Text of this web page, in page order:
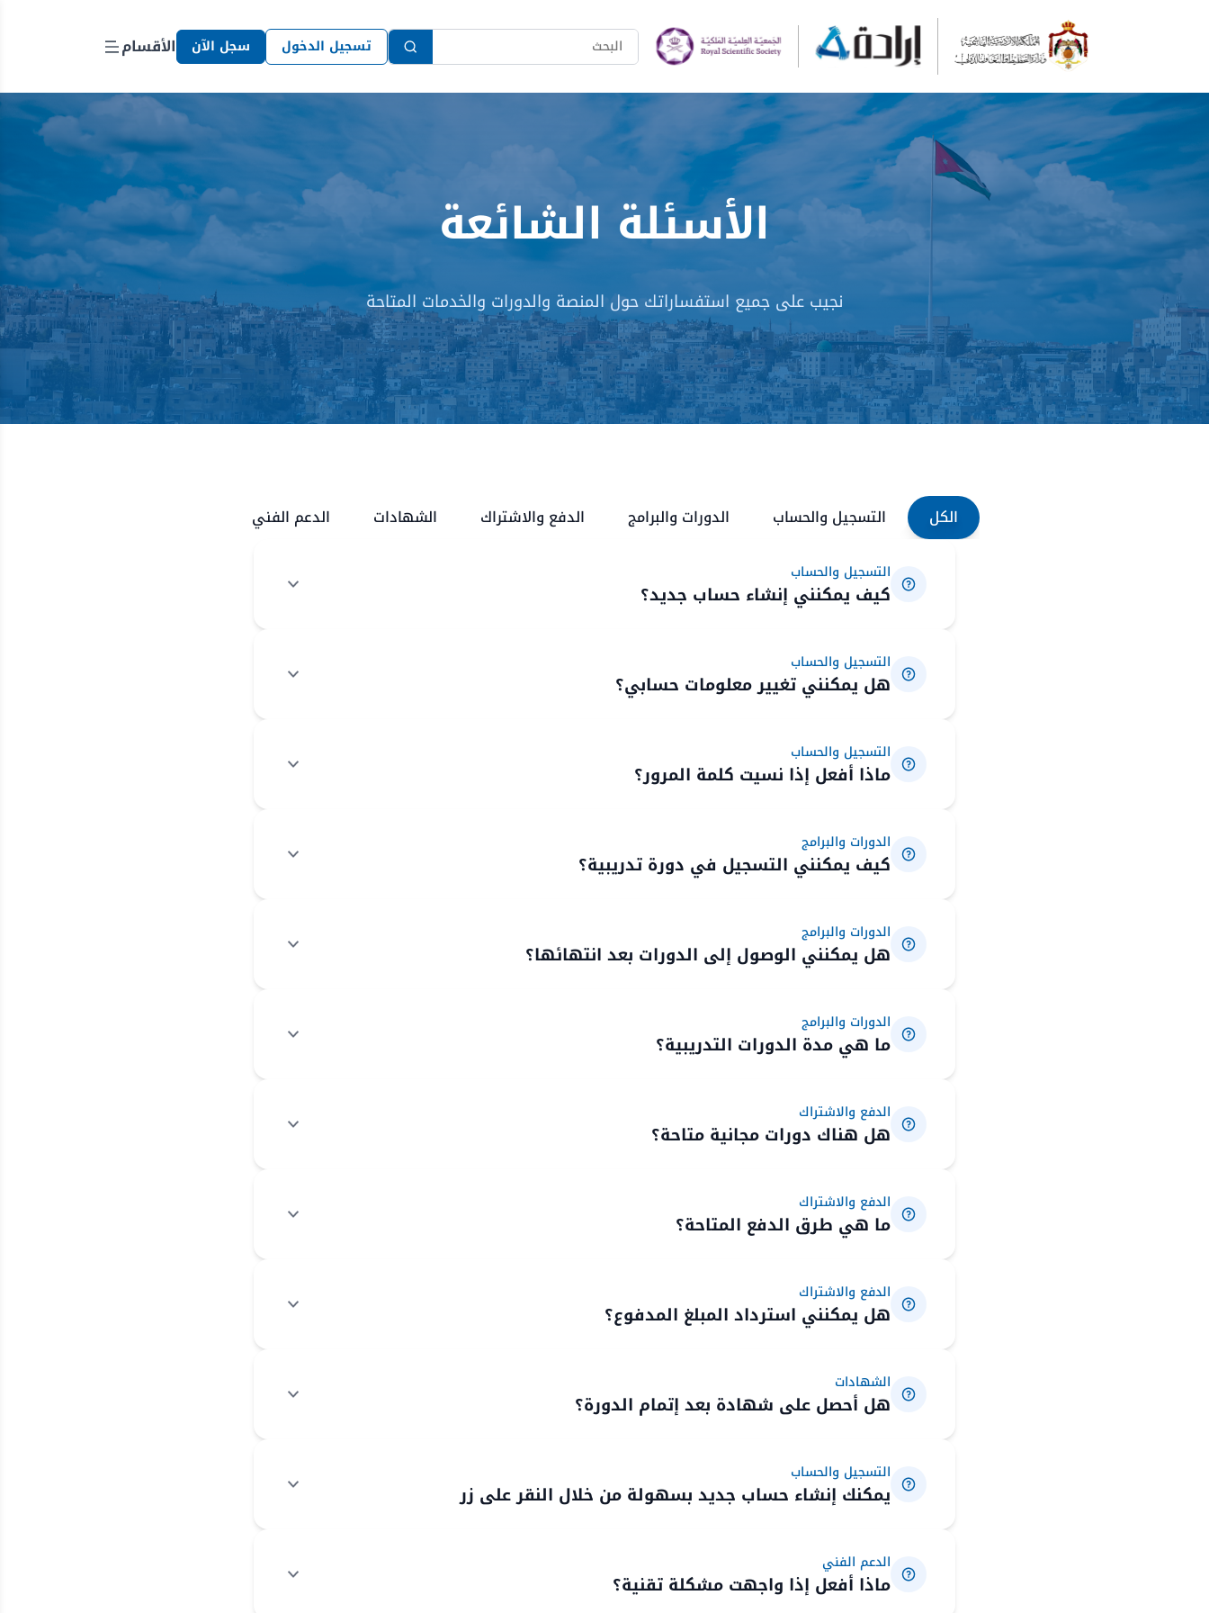
تسجيل الدخول سجل الآن الأقسام
الأسئلة الشائعة
نجيب على جميع استفساراتك حول المنصة والدورات والخدمات المتاحة
الكل التسجيل والحساب الدورات والبرامج الدفع والاشتراك الشهادات الدعم الفني
التسجيل والحساب
كيف يمكنني إنشاء حساب جديد؟
التسجيل والحساب
هل يمكنني تغيير معلومات حسابي؟
التسجيل والحساب
ماذا أفعل إذا نسيت كلمة المرور؟
الدورات والبرامج
كيف يمكنني التسجيل في دورة تدريبية؟
الدورات والبرامج
هل يمكنني الوصول إلى الدورات بعد انتهائها؟
الدورات والبرامج
ما هي مدة الدورات التدريبية؟
الدفع والاشتراك
هل هناك دورات مجانية متاحة؟
الدفع والاشتراك
ما هي طرق الدفع المتاحة؟
الدفع والاشتراك
هل يمكنني استرداد المبلغ المدفوع؟
الشهادات
هل أحصل على شهادة بعد إتمام الدورة؟
التسجيل والحساب
يمكنك إنشاء حساب جديد بسهولة من خلال النقر على زر
الدعم الفني
ماذا أفعل إذا واجهت مشكلة تقنية؟